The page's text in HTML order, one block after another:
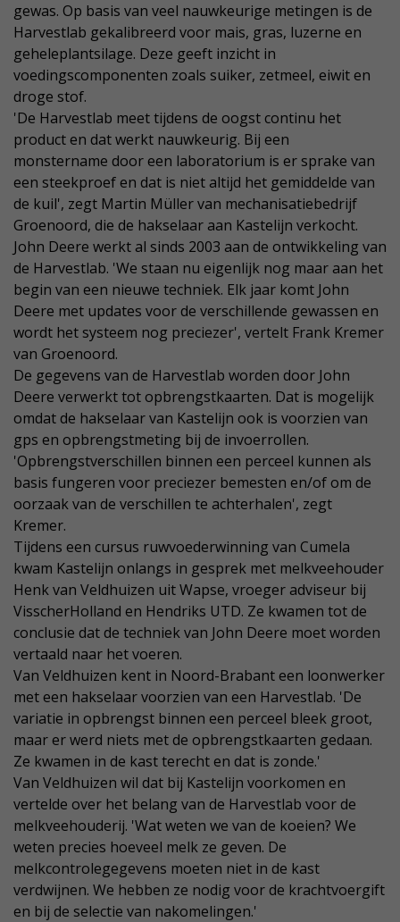
gewas. Op basis van veel nauwkeurige metingen is de
Harvestlab gekalibreerd voor mais, gras, luzerne en
geheleplantsilage. Deze geeft inzicht in
voedingscomponenten zoals suiker, zetmeel, eiwit en
droge stof.
'De Harvestlab meet tijdens de oogst continu het
product en dat werkt nauwkeurig. Bij een
monstername door een laboratorium is er sprake van
een steekproef en dat is niet altijd het gemiddelde van
de kuil', zegt Martin Müller van mechanisatiebedrijf
Groenoord, die de hakselaar aan Kastelijn verkocht.
John Deere werkt al sinds 2003 aan de ontwikkeling van
de Harvestlab. 'We staan nu eigenlijk nog maar aan het
begin van een nieuwe techniek. Elk jaar komt John
Deere met updates voor de verschillende gewassen en
wordt het systeem nog preciezer', vertelt Frank Kremer
van Groenoord.
De gegevens van de Harvestlab worden door John
Deere verwerkt tot opbrengstkaarten. Dat is mogelijk
omdat de hakselaar van Kastelijn ook is voorzien van
gps en opbrengstmeting bij de invoerrollen.
'Opbrengstverschillen binnen een perceel kunnen als
basis fungeren voor preciezer bemesten en/of om de
oorzaak van de verschillen te achterhalen', zegt
Kremer.
Tijdens een cursus ruwvoederwinning van Cumela
kwam Kastelijn onlangs in gesprek met melkveehouder
Henk van Veldhuizen uit Wapse, vroeger adviseur bij
VisscherHolland en Hendriks UTD. Ze kwamen tot de
conclusie dat de techniek van John Deere moet worden
vertaald naar het voeren.
Van Veldhuizen kent in Noord-Brabant een loonwerker
met een hakselaar voorzien van een Harvestlab. 'De
variatie in opbrengst binnen een perceel bleek groot,
maar er werd niets met de opbrengstkaarten gedaan.
Ze kwamen in de kast terecht en dat is zonde.'
Van Veldhuizen wil dat bij Kastelijn voorkomen en
vertelde over het belang van de Harvestlab voor de
melkveehouderij. 'Wat weten we van de koeien? We
weten precies hoeveel melk ze geven. De
melkcontrolegegevens moeten niet in de kast
verdwijnen. We hebben ze nodig voor de krachtvoergift
en bij de selectie van nakomelingen.'